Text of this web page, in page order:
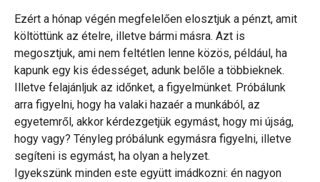
Ezért a hónap végén megfelelően elosztjuk a pénzt, amit
költöttünk az ételre, illetve bármi másra. Azt is
megosztjuk, ami nem feltétlen lenne közös, például, ha
kapunk egy kis édességet, adunk belőle a többieknek.
Illetve felajánljuk az időnket, a figyelmünket. Próbálunk
arra figyelni, hogy ha valaki hazaér a munkából, az
egyetemről, akkor kérdezgetjük egymást, hogy mi újság,
hogy vagy? Tényleg próbálunk egymásra figyelni, illetve
segíteni is egymást, ha olyan a helyzet.
Igyekszünk minden este együtt imádkozni: én nagyon